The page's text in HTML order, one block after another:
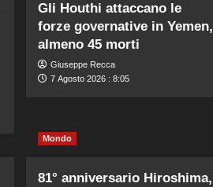
Gli Houthi attaccano le
forze governative in Yemen,
almeno 45 morti
Giuseppe Recca
7 Agosto 2026 : 8:05
Mondo
81° anniversario Hiroshima,